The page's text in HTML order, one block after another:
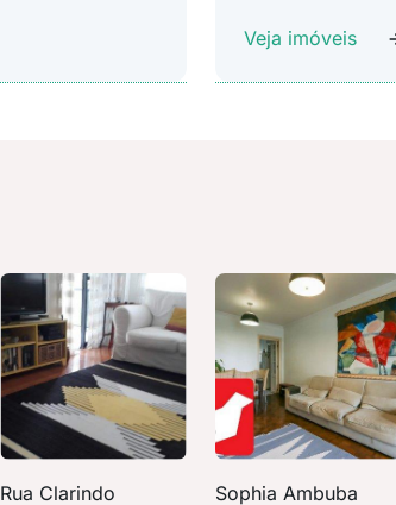
Veja imóveis
Rua Clarindo Sophia Ambuba